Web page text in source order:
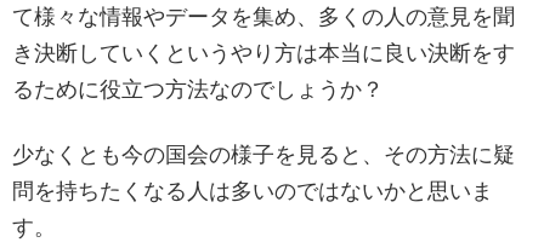
て様々な情報やデータを集め、多くの人の意見を聞
き決断していくというやり方は本当に良い決断をす
るために役立つ方法なのでしょうか？
少なくとも今の国会の様子を見ると、その方法に疑
問を持ちたくなる人は多いのではないかと思いま
す。